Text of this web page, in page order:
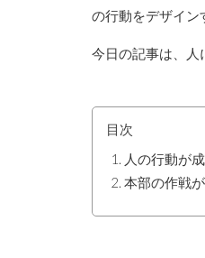
の行動をデザイン
今日の記事は、人
目次
人の行動が
本部の作戦